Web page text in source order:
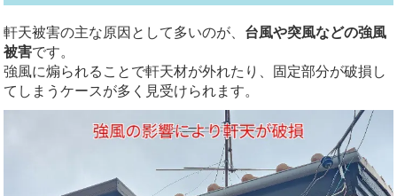
軒天被害の主な原因として多いのが、 台風や突風などの強風
被害です。
強風に煽られることで軒天材が外れたり、固定部分が破損し
てしまうケースが多く見受けられます。